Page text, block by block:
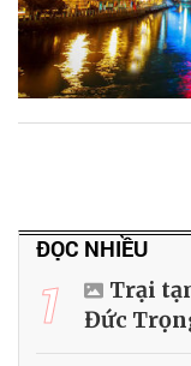
ĐỌC NHIỀU
1
Trại
Đức